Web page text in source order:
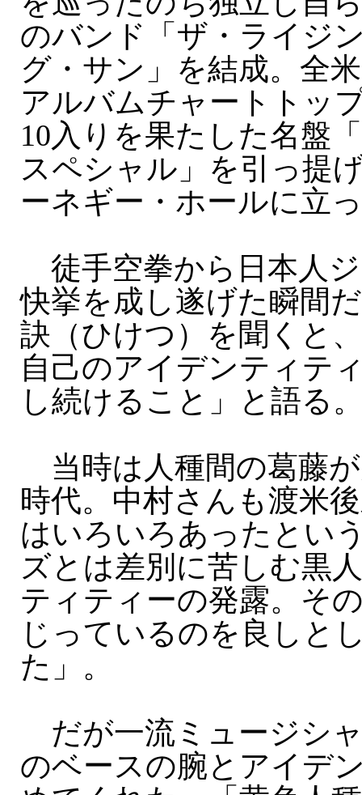
のバンド「ザ・ライジ
グ・サン」を結成。全米
アルバムチャートトッ
10入りを果たした名盤
スペシャル」を引っ提
ーネギー・ホールに立
徒手空拳から日本人
快挙を成し遂げた瞬間
訣（ひけつ）を聞くと
自己のアイデンティテ
し続けること」と語る
当時は人種間の葛藤
時代。中村さんも渡米
はいろいろあったとい
ズとは差別に苦しむ黒
ティティーの発露。そ
じっているのを良しと
た」。
だが一流ミュージシ
のベースの腕とアイデ